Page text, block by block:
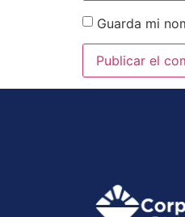
Guarda mi